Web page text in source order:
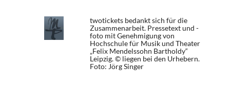
twotickets bedankt sich für die
Zusammenarbeit. Pressetext und -
foto mit Genehmigung von
Hochschule für Musik und Theater
„Felix Mendelssohn Bartholdy“
Leipzig. © liegen bei den Urhebern.
Foto: Jörg Singer